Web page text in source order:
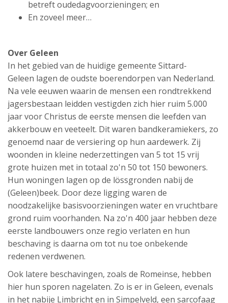
betreft oudedagvoorzieningen; en
En zoveel meer…
Over Geleen
In het gebied van de huidige gemeente Sittard-
Geleen lagen de oudste boerendorpen van Nederland.
Na vele eeuwen waarin de mensen een rondtrekkend
jagersbestaan leidden vestigden zich hier ruim 5.000
jaar voor Christus de eerste mensen die leefden van
akkerbouw en veeteelt. Dit waren bandkeramiekers, zo
genoemd naar de versiering op hun aardewerk. Zij
woonden in kleine nederzettingen van 5 tot 15 vrij
grote huizen met in totaal zo'n 50 tot 150 bewoners.
Hun woningen lagen op de lössgronden nabij de
(Geleen)beek. Door deze ligging waren de
noodzakelijke basisvoorzieningen water en vruchtbare
grond ruim voorhanden. Na zo'n 400 jaar hebben deze
eerste landbouwers onze regio verlaten en hun
beschaving is daarna om tot nu toe onbekende
redenen verdwenen.
Ook latere beschavingen, zoals de Romeinse, hebben
hier hun sporen nagelaten. Zo is er in Geleen, evenals
in het nabije Limbricht en in Simpelveld, een sarcofaag